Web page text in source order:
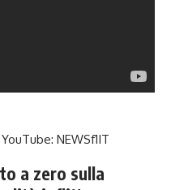
NEWSf1IT
a zero sulla